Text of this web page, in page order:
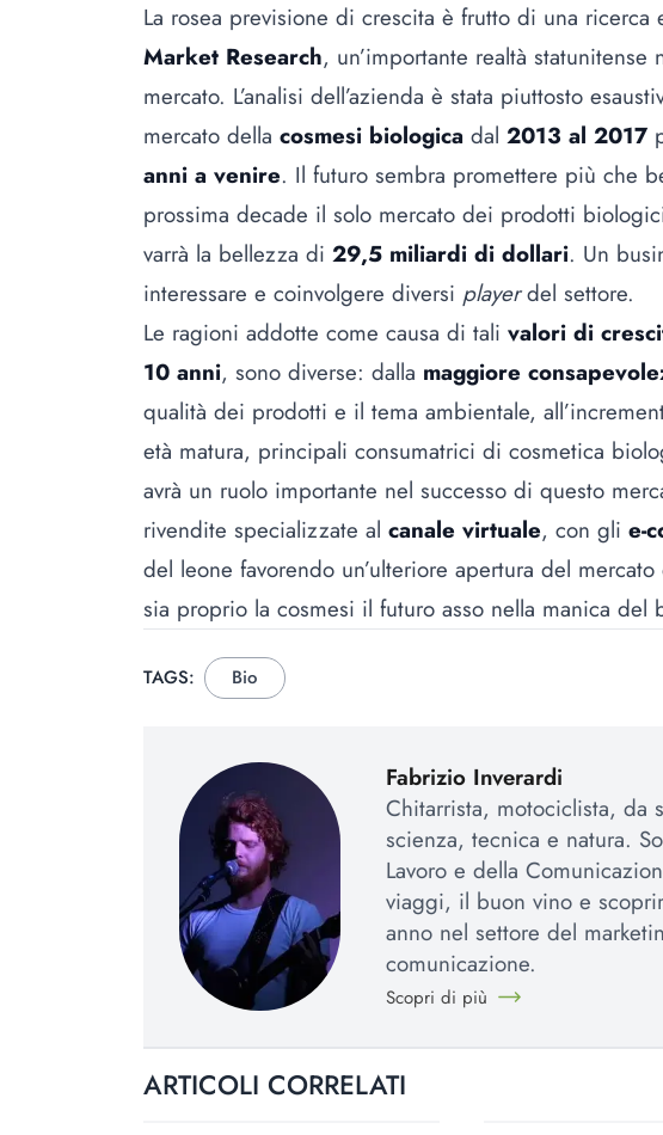
La rosea previsione di crescita è frutto di una ricerca
Market Research, un’importante realtà
mercato. L’analisi dell’azienda è stata piuttosto
mercato della cosmesi biologica dal 2013 al 2017
anni a venire. Il futuro sembra promettere più che
prossima decade il solo mercato dei prodotti
varrà la bellezza di 29,5 miliardi di dollari. Un
interessare e coinvolgere diversi playerdel settore.
Le ragioni addotte come causa di tali valori di
10 anni, sono diverse: dalla maggiore
qualità dei prodotti e il tema ambientale,
età matura, principali consumatrici di cosmetica
avrà un ruolo importante nel successo di questo
rivendite specializzate al canale virtuale, con gli e-
del leone favorendo un’ulteriore apertura del
sia proprio la cosmesi il futuro asso nella manica
TAGS: Bio
Fabrizio Inverardi
Chitarrista, motociclista, da
scienza, tecnica e natura.
Lavoro e della
viaggi, il buon vino e
anno nel settore del
comunicazione.
Scopri di più
ARTICOLI CORRELATI